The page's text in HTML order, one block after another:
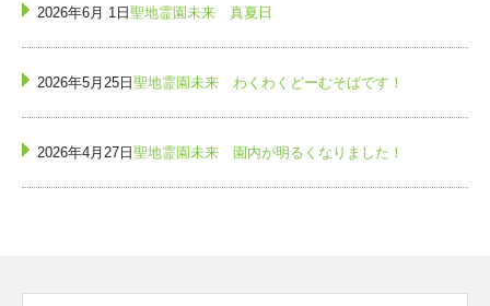
2026年6月 1日 聖地霊園未来 真夏日
2026年5月25日 聖地霊園未来 わくわくどーむそばです！
2026年4月27日 聖地霊園未来 園内が明るくなりました！
2025年7月21日聖地霊園未来 大型駐車場完備！